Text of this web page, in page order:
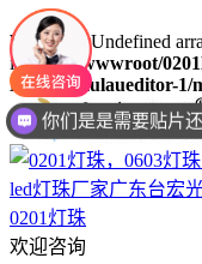
Warning
: Undefined
in/www/wwwroot/
KityFormulaueditor-1/
0201灯珠
欢迎咨询